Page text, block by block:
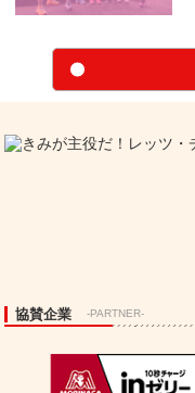
協賛企業 -PARTNER-